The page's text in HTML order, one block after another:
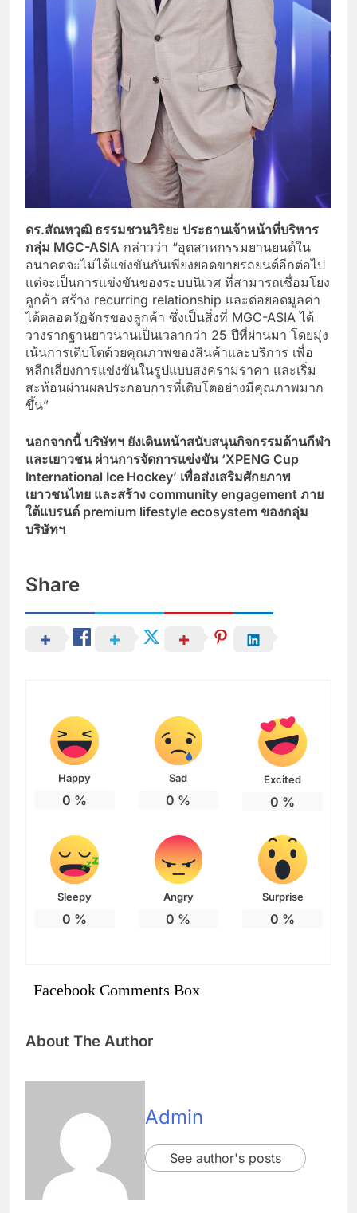
ดร.สัณหวุฒิ ธรรมชวนวิริยะ ประธานเจ้าหน้าที่บริหาร
กลุ่ม MGC-ASIA กล่าวว่า “อุตสาหกรรมยานยนต์ใน
อนาคตจะไม่ได้แข่งขันกันเพียงยอดขายรถยนต์อีกต่อไป
แต่จะเป็นการแข่งขันของระบบนิเวศ ที่สามารถเชื่อมโยง
ลูกค้า สร้าง recurring relationship และต่อยอดมูลค่า
ได้ตลอดวัฏจักรของลูกค้า ซึ่งเป็นสิ่งที่ MGC-ASIA ได้
วางรากฐานยาวนานเป็นเวลากว่า 25 ปีที่ผ่านมา โดยมุ่ง
เน้นการเติบโตด้วยคุณภาพของสินค้าและบริการ เพื่อ
หลีกเลี่ยงการแข่งขันในรูปแบบสงครามราคา และเริ่ม
สะท้อนผ่านผลประกอบการที่เติบโตอย่างมีคุณภาพมาก
ขึ้น”
นอกจากนี้ บริษัทฯ ยังเดินหน้าสนับสนุนกิจกรรมด้านกีฬา
และเยาวชน ผ่านการจัดการแข่งขัน ‘XPENG Cup
International Ice Hockey’ เพื่อส่งเสริมศักยภาพ
เยาวชนไทย และสร้าง community engagement ภาย
ใต้แบรนด์ premium lifestyle ecosystem ของกลุ่ม
บริษัทฯ
Share
Happy
0 %
Sad
0 %
Excited
0 %
Sleepy
0 %
Angry
0 %
Surprise
0 %
Facebook Comments Box
About The Author
Admin
See author's posts